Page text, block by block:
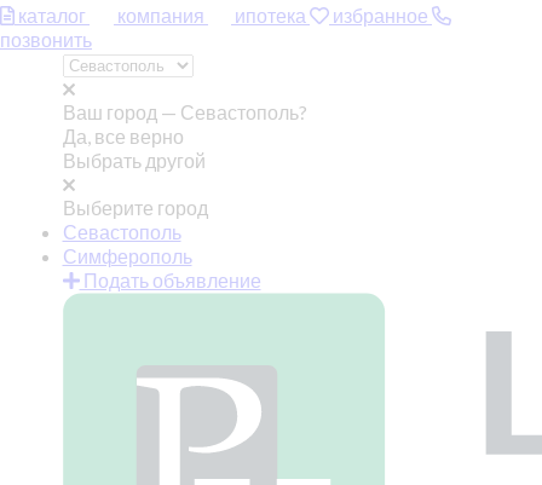
каталог компания ипотека
избранное
позвонить
Ваш город — Севастополь?
Да, все верно
Выбрать другой
Выберите город
Севастополь
Симферополь
Подать объявление